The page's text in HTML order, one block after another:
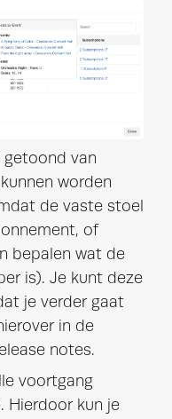
van
worden
de vaste stoel
of
bepalen wat de
is). Je kunt deze
je verder gaat
in de
notes.
voortgang
Hierdoor kun je